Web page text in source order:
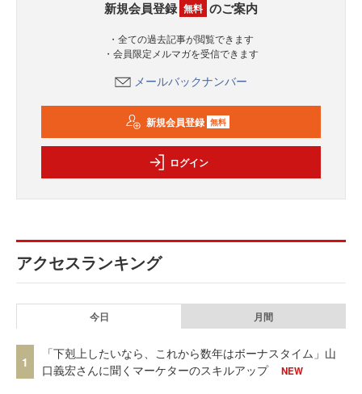
新規会員登録 無料 のご案内
・全ての過去記事が閲覧できます
・会員限定メルマガを受信できます
メールバックナンバー
新規会員登録 無料
ログイン
アクセスランキング
今日 月間
1
「下剋上したいなら、これから数年はボーナスタイム」山
口義宏さんに聞くマーケターのスキルアップ
NEW